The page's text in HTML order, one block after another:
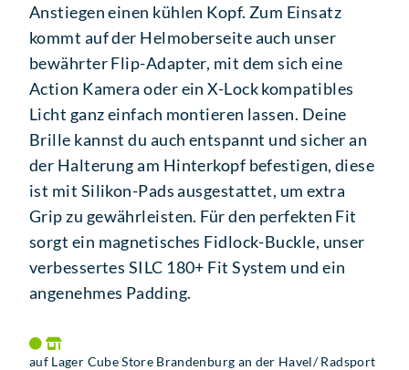
Anstiegen einen kühlen Kopf. Zum Einsatz
kommt auf der Helmoberseite auch unser
bewährter Flip-Adapter, mit dem sich eine
Action Kamera oder ein X-Lock kompatibles
Licht ganz einfach montieren lassen. Deine
Brille kannst du auch entspannt und sicher an
der Halterung am Hinterkopf befestigen, diese
ist mit Silikon-Pads ausgestattet, um extra
Grip zu gewährleisten. Für den perfekten Fit
sorgt ein magnetisches Fidlock-Buckle, unser
verbessertes SILC 180+ Fit System und ein
angenehmes Padding.
auf Lager Cube Store Brandenburg an der Havel/ Radsport